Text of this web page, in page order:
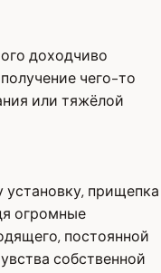
доходчиво
чего-то
или тяжёлой
установку, прищепка
огромные
постоянной
собственной